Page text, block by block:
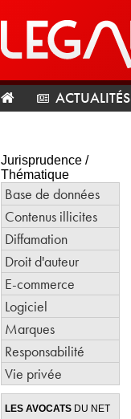
ACTUALITÉS
Jurisprudence /
Thématique
Base de données
Contenus illicites
Diffamation
Droit d'auteur
E-commerce
Logiciel
Marques
Responsabilité
Vie privée
LES AVOCATS DU NET